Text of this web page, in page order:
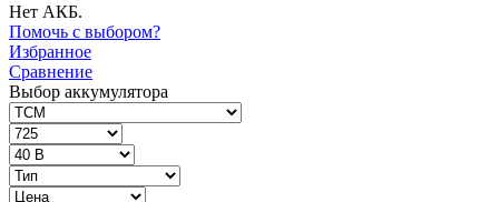
Нет АКБ.
Помочь с выбором?
Избранное
Сравнение
Выбор аккумулятора